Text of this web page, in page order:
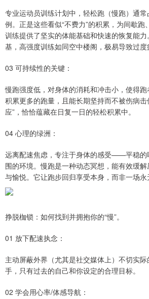
专业运动员训练计划中，轻松跑（慢跑）通
例。正是这些看似“不费力”的积累，为间歇
训练提供了坚实的体能基础和快速的恢复能
基，高强度训练如同空中楼阁，极易导致过度
03 可持续性的关键：
慢跑强度低，对身体的消耗和冲击小，使得跑
积累更多的跑量，且能长期坚持而不被伤病击
应”，恰恰蕴藏在日复一日的轻松积累中。
04 心理的绿洲：
远离配速焦虑，专注于身体的感受——平稳的
围的环境。慢跑是一种动态冥想，能有效缓
与愉悦。它让跑步回归享受本身，而非一场永
挣脱枷锁：如何找到并拥抱你的“慢”。
01 放下配速执念：
主动屏蔽外界（尤其是社交媒体上）不切实
手，只有过去的自己和你设定的合理目标。
02 学会用心率/体感导航：